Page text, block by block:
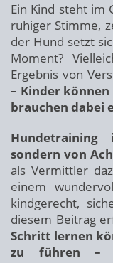
Ein Kind steht im
ruhiger Stimme,
der Hund setzt
Moment?
Ergebnis von
– Kinder
brauchen dabei
sondern von
als Vermittler
einem
kindgerecht,
diesem Beitrag
Schritt lernen
zu führen –